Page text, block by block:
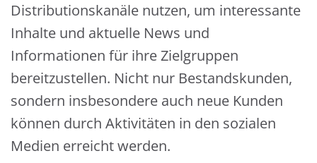
Distributionskanäle nutzen, um interessante
Inhalte und aktuelle News und
Informationen für ihre Zielgruppen
bereitzustellen. Nicht nur Bestandskunden,
sondern insbesondere auch neue Kunden
können durch Aktivitäten in den sozialen
Medien erreicht werden.